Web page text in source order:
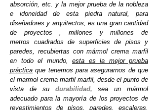
absorción, etc. y la mejor prueba de la nobleza
e idoneidad de esta piedra natural, para
diseñadores y arquitectos, es una gran cantidad
de proyectos , millones y millones de
metros cuadrados de superficies de pisos y
paredes, recubiertas con mármol crema marfil
en todo el mundo, esta es la mejor prueba
práctica que tenemos para asegurarnos de que
el marmol crema marfil marfil, desde el punto de
vista de su durabilidad, sea un mármol
adecuado para la mayoría de los proyectos de
revestimientos de pisos, paredes, escaleras,